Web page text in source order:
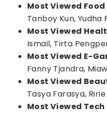
Most Viewed
Tanboy Kun, Yudha
Most Viewed
Ismail, Tirta
Most Viewed E-
Fanny Tjandra,
Most Viewed
Tasya Farasya,
Most Viewed Tech